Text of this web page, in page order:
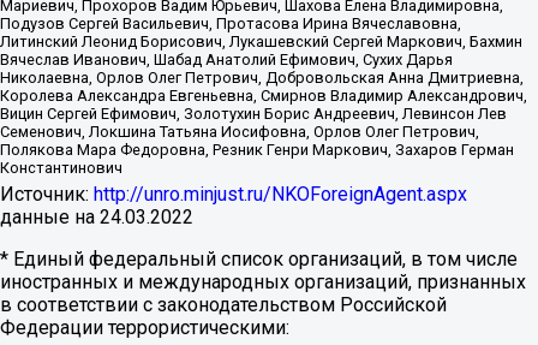
Мариевич, Прохоров Вадим Юрьевич, Шахова Елена Владимировна,
Подузов Сергей Васильевич, Протасова Ирина Вячеславовна,
Литинский Леонид Борисович, Лукашевский Сергей Маркович, Бахмин
Вячеслав Иванович, Шабад Анатолий Ефимович, Сухих Дарья
Николаевна, Орлов Олег Петрович, Добровольская Анна Дмитриевна,
Королева Александра Евгеньевна, Смирнов Владимир Александрович,
Вицин Сергей Ефимович, Золотухин Борис Андреевич, Левинсон Лев
Семенович, Локшина Татьяна Иосифовна, Орлов Олег Петрович,
Полякова Мара Федоровна, Резник Генри Маркович, Захаров Герман
Константинович
Источник: http://unro.minjust.ru/NKOForeignAgent.aspx
данные на 24.03.2022
* Единый федеральный список организаций, в том числе
иностранных и международных организаций, признанных
в соответствии с законодательством Российской
Федерации террористическими: